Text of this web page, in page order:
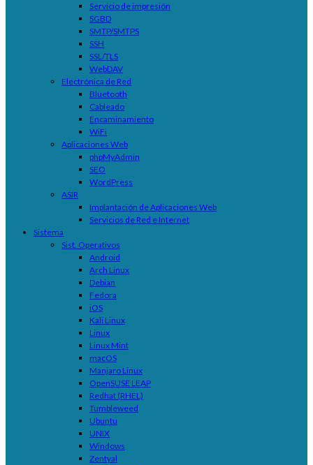
Servicio de impresión
SGBD
SMTP/SMTPS
SSH
SSL/TLS
WebDAV
Electrónica de Red
Bluetooth
Cableado
Encaminamiento
WiFi
Aplicaciones Web
phpMyAdmin
SEO
WordPress
ASIR
Implantación de Aplicaciones Web
Servicios de Red e Internet
Sistema
Sist. Operativos
Android
Arch Linux
Debian
Fedora
iOS
Kali Linux
Linux
Linux Mint
macOS
Manjaro Linux
OpenSUSE LEAP
Redhat (RHEL)
Tumbleweed
Ubuntu
UNIX
Windows
Zentyal